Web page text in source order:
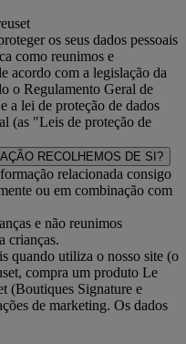
os seus dados pessoais
como reunimos e
acordo com a legislação da
o Regulamento Geral de
a lei de proteção de dados
(as "Leis de proteção de
RECOLHEMOS DE SI?
relacionada consigo
ou em combinação com
e não reunimos
crianças.
quando utiliza o nosso site (o
compra um produto Le
(Boutiques Signature e
de marketing. Os dados